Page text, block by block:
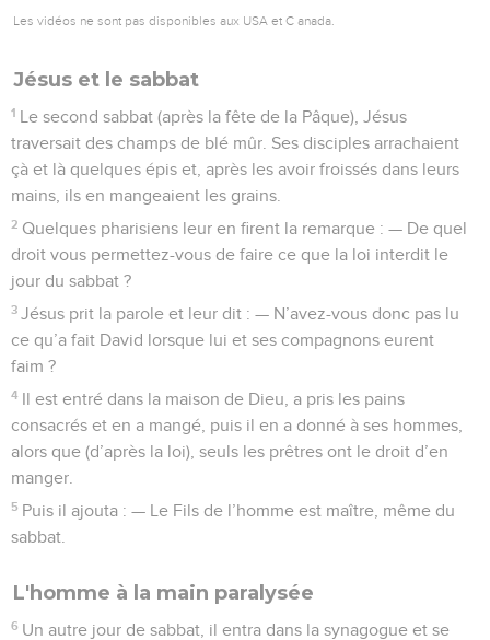
Les vidéos ne sont pas disponibles aux USA et C anada.
Jésus et le sabbat
1 Le second sabbat (après la fête de la Pâque), Jésus
traversait des champs de blé mûr. Ses disciples arrachaient
çà et là quelques épis et, après les avoir froissés dans leurs
mains, ils en mangeaient les grains.
2 Quelques pharisiens leur en firent la remarque : — De quel
droit vous permettez-vous de faire ce que la loi interdit le
jour du sabbat ?
3 Jésus prit la parole et leur dit : — N’avez-vous donc pas lu
ce qu’a fait David lorsque lui et ses compagnons eurent
faim ?
4 Il est entré dans la maison de Dieu, a pris les pains
consacrés et en a mangé, puis il en a donné à ses hommes,
alors que (d’après la loi), seuls les prêtres ont le droit d’en
manger.
5 Puis il ajouta : — Le Fils de l’homme est maître, même du
sabbat.
L'homme à la main paralysée
6 Un autre jour de sabbat, il entra dans la synagogue et se